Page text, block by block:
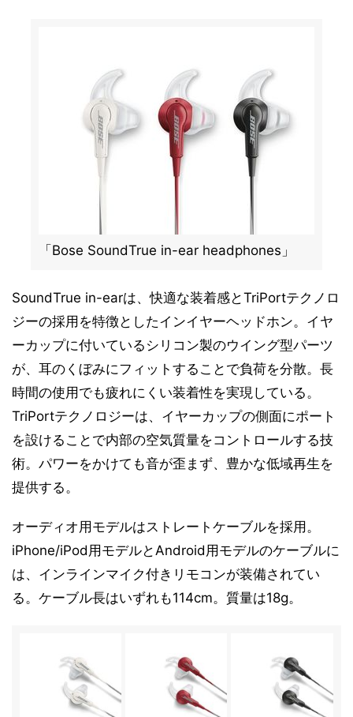
「Bose SoundTrue in-ear headphones」
SoundTrue in-earは、快適な装着感とTriPortテクノロ
ジーの採用を特徴としたインイヤーヘッドホン。イヤ
ーカップに付いているシリコン製のウイング型パーツ
が、耳のくぼみにフィットすることで負荷を分散。長
時間の使用でも疲れにくい装着性を実現している。
TriPortテクノロジーは、イヤーカップの側面にポート
を設けることで内部の空気質量をコントロールする技
術。パワーをかけても音が歪まず、豊かな低域再生を
提供する。
オーディオ用モデルはストレートケーブルを採用。
iPhone/iPod用モデルとAndroid用モデルのケーブルに
は、インラインマイク付きリモコンが装備されてい
る。ケーブル長はいずれも114cm。質量は18g。